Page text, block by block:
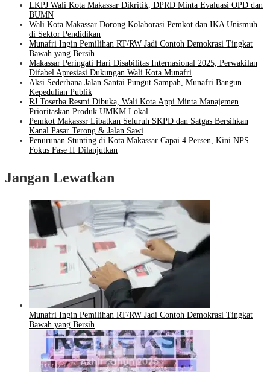
LKPJ Wali Kota Makassar Dikritik, DPRD Minta Evaluasi OPD dan
BUMN
Wali Kota Makassar Dorong Kolaborasi Pemkot dan IKA Unismuh
di Sektor Pendidikan
Munafri Ingin Pemilihan RT/RW Jadi Contoh Demokrasi Tingkat
Bawah yang Bersih
Makassar Peringati Hari Disabilitas Internasional 2025, Perwakilan
Difabel Apresiasi Dukungan Wali Kota Munafri
Aksi Sederhana Jalan Santai Pungut Sampah, Munafri Bangun
Kepedulian Publik
RJ Toserba Resmi Dibuka, Wali Kota Appi Minta Manajemen
Prioritaskan Produk UMKM Lokal
Pemkot Makasssr Libatkan Seluruh SKPD dan Satgas Bersihkan
Kanal Pasar Terong & Jalan Sawi
Penurunan Stunting di Kota Makassar Capai 4 Persen, Kini NPS
Fokus Fase II Dilanjutkan
Jangan Lewatkan
Munafri Ingin Pemilihan RT/RW Jadi Contoh Demokrasi Tingkat
Bawah yang Bersih